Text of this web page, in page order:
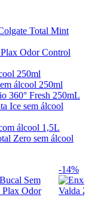
Total Mint
Odor Control
250ml
álcool 250ml
360° Fresh 250mL
Ice sem álcool
álcool 1,5L
Zero sem álcool
-14%